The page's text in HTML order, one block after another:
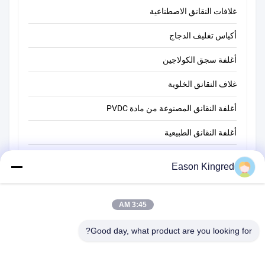
غلافات النقانق الاصطناعية
أكياس تغليف الدجاج
أغلفة سجق الكولاجين
غلاف النقانق الخلوية
أغلفة النقانق المصنوعة من مادة PVDC
أغلفة النقانق الطبيعية
فيلم تغليف المواد الغذائية
Eason Kingred
3:45 AM
Good day, what product are you looking for?